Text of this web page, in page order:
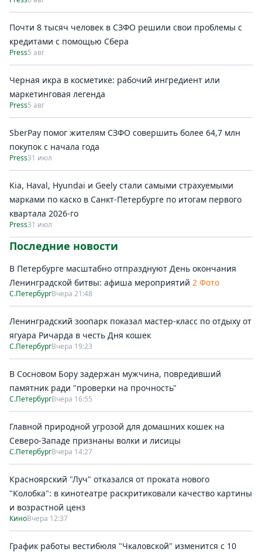
Почти 8 тысяч человек в СЗФО решили свои проблемы с
кредитами с помощью Сбера
Press5 авг
Черная икра в косметике: рабочий ингредиент или
маркетинговая легенда
Press5 авг
SberPay помог жителям СЗФО совершить более 64,7 млн
покупок c начала года
Press31 июл
Kia, Haval, Hyundai и Geely стали самыми страхуемыми
марками по каско в Санкт-Петербурге по итогам первого
квартала 2026-го
Press31 июл
Последние новости
В Петербурге масштабно отпразднуют День окончания
Ленинградской битвы: афиша мероприятий 2 Фото
С.ПетербургВчера 21:48
Ленинградский зоопарк показал мастер-класс по отдыху от
ягуара Ричарда в честь Дня кошек
С.ПетербургВчера 19:23
В Сосновом Бору задержан мужчина, повредивший
памятник ради "проверки на прочность"
С.ПетербургВчера 16:55
Главной природной угрозой для домашних кошек на
Северо-Западе признаны волки и лисицы
С.ПетербургВчера 14:27
Красноярский "Луч" отказался от проката нового
"Колобка": в кинотеатре раскритиковали качество картины
и возрастной ценз
КиноВчера 12:37
График работы вестибюля "Чкаловской" изменится с 10